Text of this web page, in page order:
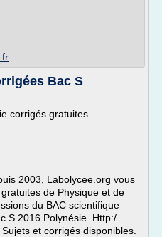
Bac S
corrigés gratuites
2003, Labolycee.org vous
de Physique et de
du BAC scientifique
S 2016 Polynésie. Http:/
et corrigés disponibles.